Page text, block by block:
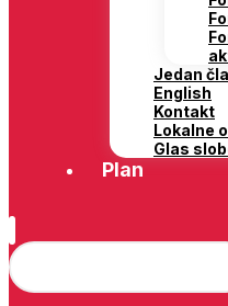
Jedan
English
Kontakt
Lokalne
Glas
Plan